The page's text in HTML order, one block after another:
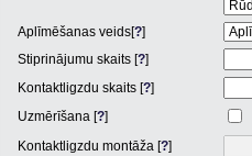
Aplīmēšanas veids[?]
Stiprinājumu skaits [?]
Kontaktligzdu skaits [?]
Uzmērīšana [?]
Kontaktligzdu montāža [?]